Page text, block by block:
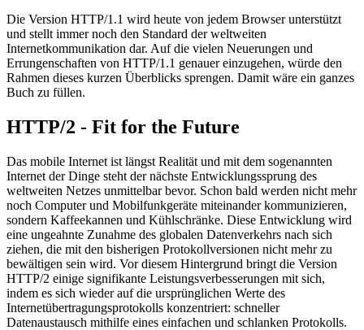
Die Version HTTP/1.1 wird heute von jedem Browser unterstützt
und stellt immer noch den Standard der weltweiten
Internetkommunikation dar. Auf die vielen Neuerungen und
Errungenschaften von HTTP/1.1 genauer einzugehen, würde den
Rahmen dieses kurzen Überblicks sprengen. Damit wäre ein ganzes
Buch zu füllen.
HTTP/2 - Fit for the Future
Das mobile Internet ist längst Realität und mit dem sogenannten
Internet der Dinge steht der nächste Entwicklungssprung des
weltweiten Netzes unmittelbar bevor. Schon bald werden nicht mehr
noch Computer und Mobilfunkgeräte miteinander kommunizieren,
sondern Kaffeekannen und Kühlschränke. Diese Entwicklung wird
eine ungeahnte Zunahme des globalen Datenverkehrs nach sich
ziehen, die mit den bisherigen Protokollversionen nicht mehr zu
bewältigen sein wird. Vor diesem Hintergrund bringt die Version
HTTP/2 einige signifikante Leistungsverbesserungen mit sich,
indem es sich wieder auf die ursprünglichen Werte des
Internetübertragungsprotokolls konzentriert: schneller
Datenaustausch mithilfe eines einfachen und schlanken Protokolls.